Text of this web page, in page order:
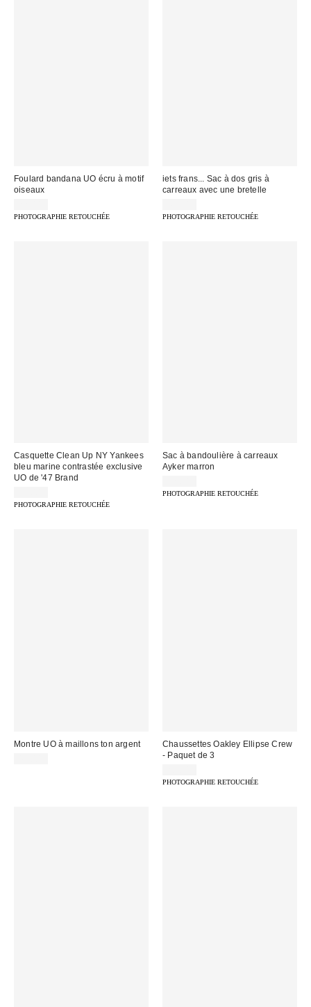
Foulard bandana UO écru à motif
oiseaux
PHOTOGRAPHIE RETOUCHÉE
iets frans... Sac à dos gris à
carreaux avec une bretelle
PHOTOGRAPHIE RETOUCHÉE
Casquette Clean Up NY Yankees
bleu marine contrastée exclusive
UO de '47 Brand
PHOTOGRAPHIE RETOUCHÉE
Sac à bandoulière à carreaux
Ayker marron
PHOTOGRAPHIE RETOUCHÉE
Montre UO à maillons ton argent
Chaussettes Oakley Ellipse Crew
- Paquet de 3
PHOTOGRAPHIE RETOUCHÉE